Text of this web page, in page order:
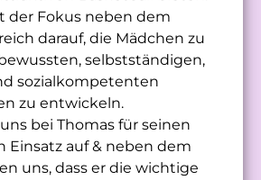
der Fokus neben dem
darauf, die Mädchen zu
selbstständigen,
sozialkompetenten
zu entwickeln.
bei Thomas für seinen
Einsatz auf & neben dem
uns, dass er die wichtige